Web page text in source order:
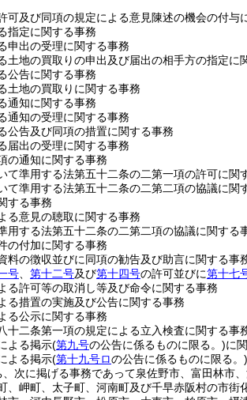
可及び同項の規定による意見陳述の機会の付与
指定に関する事務
申出の受理に関する事務
土地の買取りの申出及び届出の相手方の指定に
公告に関する事務
土地の買取りに関する事務
通知に関する事務
通知の受理に関する事務
公告及び同項の措置に関する事務
届出の受理に関する事務
の通知に関する事務
て準用する法第五十二条の二第一項の許可に関
て準用する法第五十二条の二第二項の協議に関
する事務
る意見の聴取に関する事務
用する法第五十二条の二第二項の協議に関する
の付加に関する事務
料の徴収並びに同項の勧告及び助言に関する事
号 第十二号及び第十四号の許可並びに第十七
る許可等の取消し等及び命令に関する事務
る措置の実施及び公告に関する事務
る公示に関する事務
十二条第一項の規定による立入検査に関する事
よる掲示(第九号の公告に係るものに限る。)に
よる掲示(第十九号ロの公告に係るものに限る。)
次に掲げる事務であって泉佐野市、富田林市
、岬町、太子町、河南町及び千早赤阪村の市街